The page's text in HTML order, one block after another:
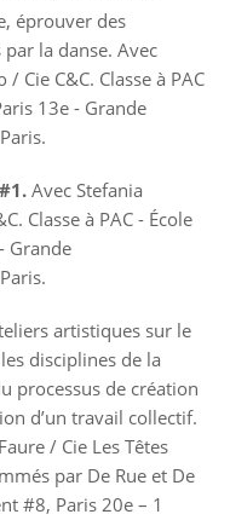
éprouver des
la danse. Avec
Cie C&C. Classe à PAC
13e - Grande
Avec Stefania
Classe à PAC - École
Grande
artistiques sur le
disciplines de la
processus de création
d’un travail collectif.
/ Cie Les Têtes
par De Rue et De
#8, Paris 20e – 1